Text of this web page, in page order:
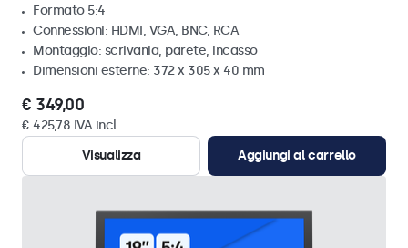
Formato 5:4
Connessioni: HDMI, VGA, BNC, RCA
Montaggio: scrivania, parete, incasso
Dimensioni esterne: 372 x 305 x 40 mm
€ 349,00
€ 425,78 IVA incl.
Visualizza
Aggiungi al carrello